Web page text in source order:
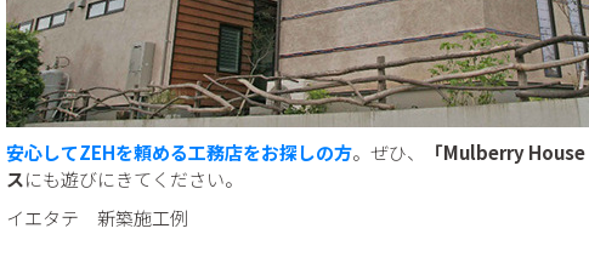
安心してZEHを頼める工務店をお探しの方。ぜひ、
「Mulberry
スにも遊びにきてください。
イエタテ 新築施工例